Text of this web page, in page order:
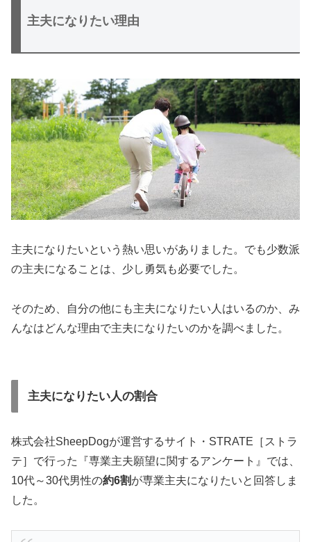
主夫になりたい理由
主夫になりたいという熱い思いがありました。でも少数派
の主夫になることは、少し勇気も必要でした。
そのため、自分の他にも主夫になりたい人はいるのか、み
んなはどんな理由で主夫になりたいのかを調べました。
主夫になりたい人の割合
株式会社SheepDogが運営するサイト・STRATE［ストラ
テ］で行った『専業主夫願望に関するアンケート』では、
10代～30代男性の約6割が専業主夫になりたいと回答しま
した。